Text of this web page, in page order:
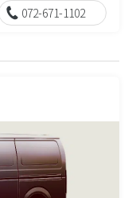
072-671-1102